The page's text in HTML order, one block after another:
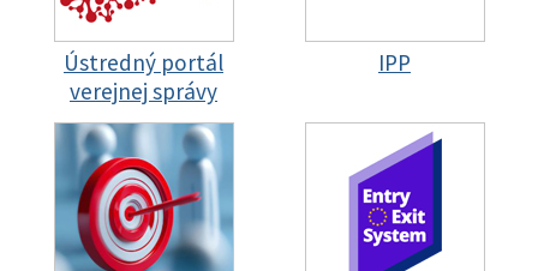
Ústredný portál
verejnej správy
IPP